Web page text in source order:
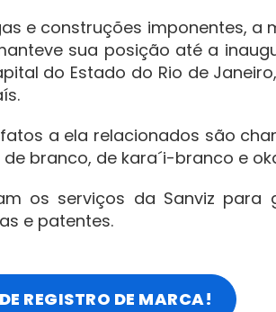
e construções imponentes, a
sua posição até a
do Estado do Rio de
a ela relacionados são
branco, de kara´i-branco e
os serviços da Sanviz para
e patentes.
REGISTRO DE MARCA!